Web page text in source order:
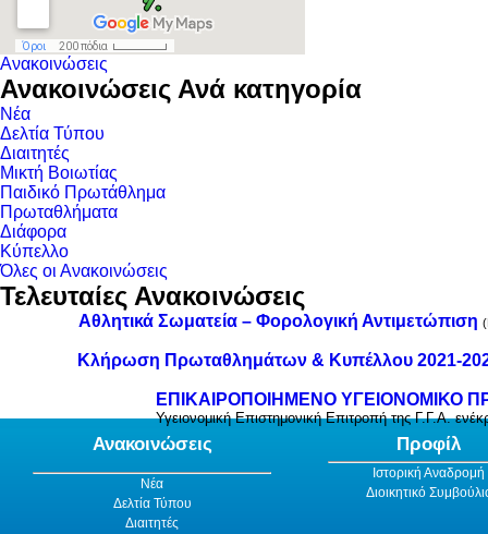
Ανακοινώσεις
Ανακοινώσεις Ανά κατηγορία
Νέα
Δελτία Τύπου
Διαιτητές
Μικτή Βοιωτίας
Παιδικό Πρωτάθλημα
Πρωταθλήματα
Διάφορα
Κύπελλο
Όλες οι Ανακοινώσεις
Τελευταίες Ανακοινώσεις
Αθλητικά Σωματεία – Φορολογική Αντιμετώπιση
Κλήρωση Πρωταθλημάτων & Κυπέλλου 2021-
ΕΠΙΚΑΙΡΟΠΟΙΗΜΕΝΟ ΥΓΕΙΟΝΟΜΙΚΟ
Υγειονομική Επιστημονική Επιτροπή της Γ.Γ.Α.
Ανακοινώσεις Προφίλ
Νέα
Δελτία Τύπου
Διαιτητές
Ιστορική Αναδρομή
Διοικητικό